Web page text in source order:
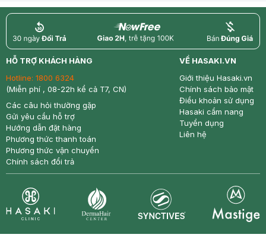
return nowfree price
HỖ TRỢ KHÁCH HÀNG
Hotline: 1800 6324
(Miễn phí , 08-22h kể cả T7, CN)
Các câu hỏi thường gặp
Gửi yêu cầu hỗ trợ
Hướng dẫn đặt hàng
Phương thức thanh toán
Phương thức vận chuyển
Chính sách đổi trả
VỀ HASAKI.VN
Giới thiệu Hasaki.vn
Chính sách bảo mật
Điều khoản sử dụng
Hasaki cẩm nang
Tuyển dụng
Liên hệ